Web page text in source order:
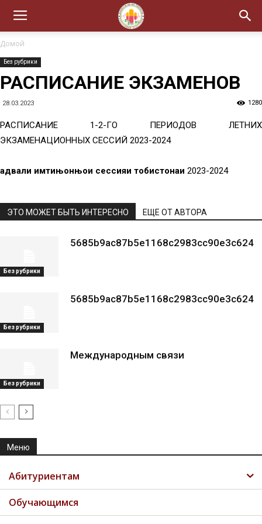
Домой
Без рубрики
РАСПИСАНИЕ ЭКЗАМЕНОВ
28.03.2023 1280
РАСПИСАНИЕ 1-2-ГО ПЕРИОДОВ ЛЕТНИХ
ЭКЗАМЕНАЦИОННЫХ СЕССИЙ 2023-2024
ҷадвали имтињонњои сессияи тобистонаи 2023-2024
ЭТО МОЖЕТ БЫТЬ ИНТЕРЕСНО ЕЩЕ ОТ АВТОРА
Без рубрики
5685b9ac87b5e1168c2983cc90e3c624
Без рубрики
5685b9ac87b5e1168c2983cc90e3c624
Без рубрики
Международным связи
Меню
Абитуриентам
Обучающимся